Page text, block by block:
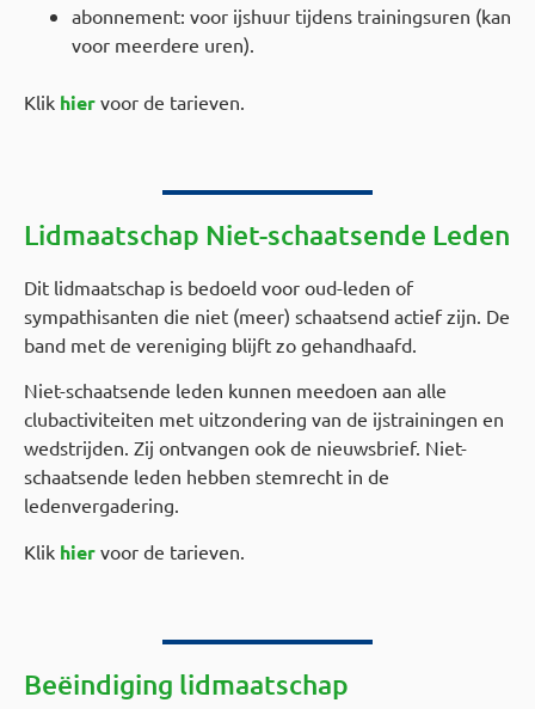
abonnement: voor ijshuur tijdens trainingsuren (kan
voor meerdere uren).
Klik hier voor de tarieven.
Lidmaatschap Niet-schaatsende Leden
Dit lidmaatschap is bedoeld voor oud-leden of
sympathisanten die niet (meer) schaatsend actief zijn. De
band met de vereniging blijft zo gehandhaafd.
Niet-schaatsende leden kunnen meedoen aan alle
clubactiviteiten met uitzondering van de ijstrainingen en
wedstrijden. Zij ontvangen ook de nieuwsbrief. Niet-
schaatsende leden hebben stemrecht in de
ledenvergadering.
Klik hier voor de tarieven.
Beëindiging lidmaatschap